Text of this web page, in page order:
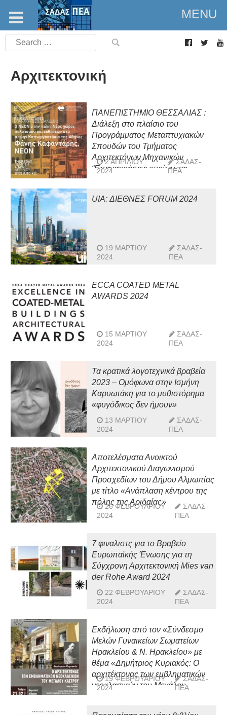
MENU
Search
for:
Αρχιτεκτονική
ΠΑΝΕΠΙΣΤΗΜΙΟ ΘΕΣΣΑΛΙΑΣ :
Διάλεξη στο πλαίσιο του
Προγράμματος Μεταπτυχιακών
Σπουδών του Τμήματος
Αρχιτεκτόνων Μηχανικών
“Επαναχρήσεις κτιρίων και
2 ΑΠΡΙΛΊΟΥ
2024
ΣΑΔΑΣ-
ΠΕΑ
UIA: ΔΙΕΘΝΕΣ FORUM 2024
19 ΜΑΡΤΊΟΥ
2024
ΣΑΔΑΣ-
ΠΕΑ
ECCA COATED METAL
AWARDS 2024
15 ΜΑΡΤΊΟΥ
2024
ΣΑΔΑΣ-
ΠΕΑ
Τα κρατικά λογοτεχνικά βραβεία
2023 – Ομόφωνα στην Ισμήνη
Καρυωτάκη για το μυθιστόρημα
«φυγόδικος δεν ήμουν»
13 ΜΑΡΤΊΟΥ
2024
ΣΑΔΑΣ-
ΠΕΑ
Αποτελέσματα Ανοικτού
Αρχιτεκτονικού Διαγωνισμού
Προσχεδίων του Δήμου Αλμωπίας
με τίτλο «Ανάπλαση κέντρου της
πόλης της Αριδαίας»
26 ΦΕΒΡΟΥΑΡΊΟΥ
2024
ΣΑΔΑΣ-
ΠΕΑ
7 φιναλιστς για το Βραβείο
Ευρωπαϊκής Ένωσης για τη
Σύγχρονη Αρχιτεκτονική Mies van
der Rohe Award 2024
22 ΦΕΒΡΟΥΑΡΊΟΥ
2024
ΣΑΔΑΣ-
ΠΕΑ
Εκδήλωση από τον «Σύνδεσμο
Μελών Γυναικείων Σωματείων
Ηρακλείου & Ν. Ηρακλείου» με
θέμα «Δημήτριος Κυριακός: Ο
αρχιτέκτονας των εμβληματικών
νεοκλασικών του Μεγάλου
19 ΦΕΒΡΟΥΑΡΊΟΥ
2024
ΣΑΔΑΣ-
ΠΕΑ